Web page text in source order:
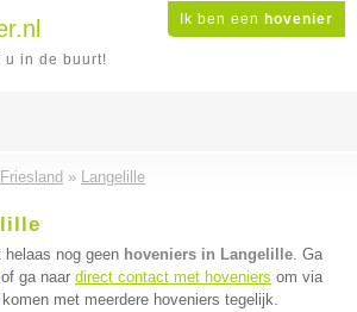
Ik ben een hovenier
u in de buurt!
Friesland » Langelille
helaas nog geen hoveniers in Langelille. Ga
of ga naar direct contact met hoveniers om via
met meerdere hoveniers tegelijk.